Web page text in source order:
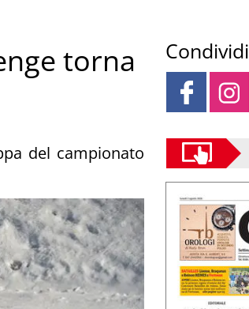
torna
del campionato
Condividi